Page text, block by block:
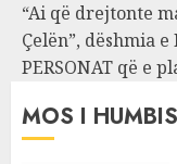
“Ai që drejtonte
Çelën”, dëshmia
PERSONAT që e
MOS I